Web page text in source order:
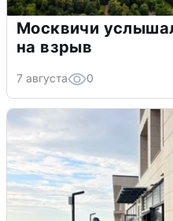
Москвичи
на взрыв
7 августа 0